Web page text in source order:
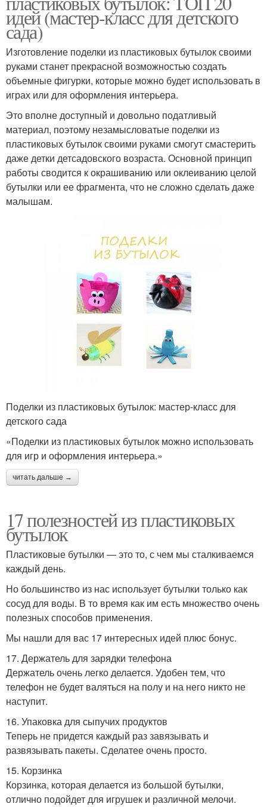
идей (мастер-класс для детского
сада)
Изготовление поделки из пластиковых бутылок своими
руками станет прекрасной возможностью создать
объемные фигурки, которые можно будет использовать в
играх или для оформления интерьера.
Это вполне доступный и довольно податливый
материал, поэтому незамысловатые поделки из
пластиковых бутылок своими руками смогут смастерить
даже детки детсадовского возраста. Основной принцип
работы сводится к окрашиванию или оклеиванию целой
бутылки или ее фрагмента, что не сложно сделать даже
малышам.
Поделки из пластиковых бутылок: мастер-класс для
детского сада
«Поделки из пластиковых бутылок можно использовать
для игр и оформления интерьера.»
читать дальше →
17 полезностей из пластиковых
бутылок
Пластиковые бутылки — это то, с чем мы сталкиваемся
каждый день.
Но большинство из нас использует бутылки только как
сосуд для воды. В то время как им есть множество очень
полезных способов применения.
Мы нашли для вас 17 интересных идей плюс бонус.
17. Держатель для зарядки телефона
Держатель очень легко делается. Удобен тем, что
телефон не будет валяться на полу и на него никто не
наступит.
16. Упаковка для сыпучих продуктов
Теперь не придется каждый раз завязывать и
развязывать пакеты. Сделатее очень просто.
15. Корзинка
Корзинка, которая делается из большой бутылки,
отлично подойдет для игрушек и различной мелочи.